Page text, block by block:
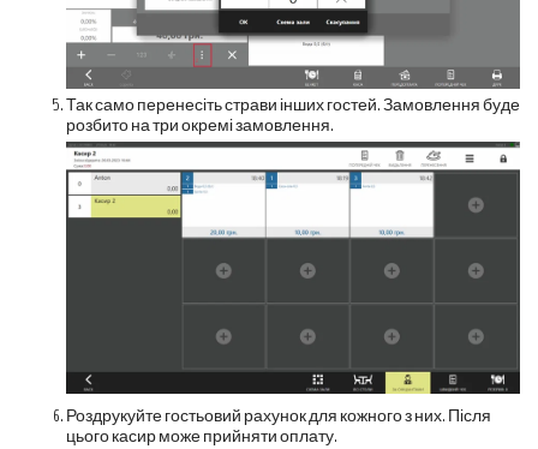
Так само перенесіть страви інших гостей. Замовлення буде
розбито на три окремі замовлення.
Роздрукуйте гостьовий рахунок для кожного з них. Після
цього касир може прийняти оплату.